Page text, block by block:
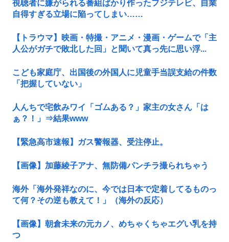
視聴者に嫌がられる番組ばかり作ったフジテレビ、自業
自得すぎる立場に陥ってしまい……
【トラウマ】映画・特撮・アニメ・漫画・ゲームで「主
人公がガチで敗北した回」と聞いて真っ先に思い浮...
こども家庭庁、出国後の外国人に児童手当誤支給の件数
「把握していない」
人んちで宅飲みワイ「ゴムある？」家主の女さん「は
ぁ？！」⇒結果www
【緊急高市速報】ガス警報器、受注停止。
【画像】加藤綾子アナ、無防備パンチラ撮られちゃう
海外「海外発祥なのに、今では日本で定着してるものっ
て何？その逆も教えて！」（海外の反応）
【画像】朝倉未来の元カノ、めちゃくちゃエグい乳を持
つ